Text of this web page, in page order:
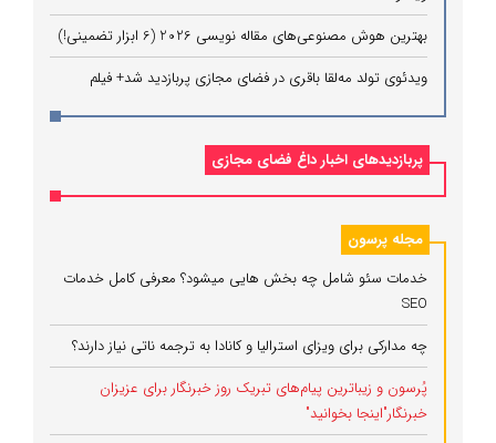
بهترین هوش مصنوعی‌های مقاله نویسی 2026 (6 ابزار تضمینی!)
ویدئوی تولد مه‌لقا باقری در فضای مجازی پربازدید شد+ فیلم
پربازدیدهای اخبار داغ فضای مجازی
مجله پرسون
خدمات سئو شامل چه بخش هایی میشود؟ معرفی کامل خدمات
SEO
چه مدارکی برای ویزای استرالیا و کانادا به ترجمه ناتی نیاز دارند؟
پُرسون و زیباترین پیام‌های تبریک روز خبرنگار برای عزیزان
خبرنگار"اینجا بخوانید"